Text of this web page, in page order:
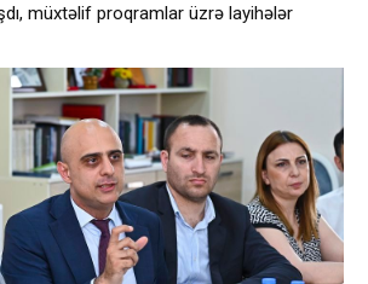
müxtəlif proqramlar üzrə layihələr